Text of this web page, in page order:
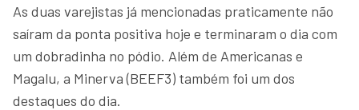
As duas varejistas já mencionadas praticamente não
saíram da ponta positiva hoje e terminaram o dia com
um dobradinha no pódio. Além de Americanas e
Magalu, a Minerva (BEEF3) também foi um dos
destaques do dia.